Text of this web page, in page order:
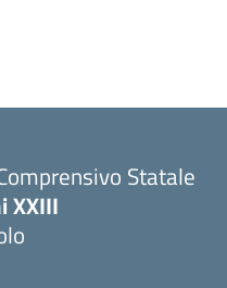
Statale
XXIII